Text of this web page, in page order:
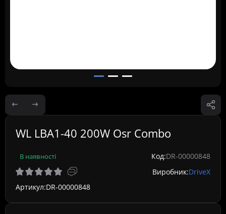
WL LBA1-40 200W Osr Combo
В наявності Код:DR-00000848
Виробник:DriveX
Артикул:DR-00000848